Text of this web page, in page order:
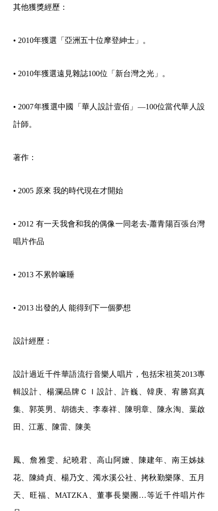
其他獲獎經歷：
• 2010年獲選「亞洲五十位摩登紳士」。
• 2010年獲選遠見雜誌100位「新台灣之光」。
• 2007年獲選中國「華人設計壹佰」—100位當代華人設
計師。
著作：
• 2005 原來 我的時代現在才開始
• 2012 有一天我會和我的偶像一同老去-蕭青陽百張台灣
唱片作品
• 2013 不累幹嘛睡
• 2013 出發的人 能得到下一個夢想
設計經歷：
設計過近千件華語流行音樂人唱片，包括宋祖英2013專
輯設計、楊瀾品牌ＣＩ設計、許巍、韓庚、宥勝寫真
集、郭英男、胡德夫、李泰祥、陳明章、陳永淘、葉啟
田、江蕙、陳雷、陳美
鳳、詹雅雯、紀曉君、高山阿嬤、陳建年、南王姊妹
花、陳綺貞、楊乃文、濁水溪公社、拷秋勤樂隊、五月
天、旺福、MATZKA、董事長樂團…等近千件唱片作